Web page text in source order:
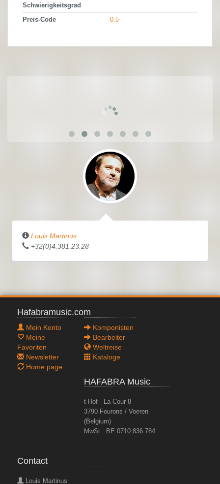
Schwierigkeitsgrad
Preis-Code 0.5
Louis Martinus
+32(0)4.381.23.28
Hafabramusic.com
Mein Konto
Meine
Favoriten
Newsletter
Home page
Komponisten
Bearbeiter
Weltreise
Kataloge
HAFABRA Music
t Hof - La Cour 8
3790 Fourons / Voeren
(Belgium)
MwSt : BE 0710.836.784
Contact
Louis Martinus